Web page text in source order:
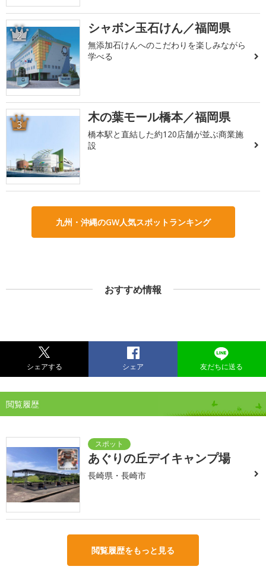
2 シャボン玉石けん／福岡県
無添加石けんへのこだわりを楽しみながら
学べる
3 木の葉モール橋本／福岡県
橋本駅と直結した約120店舗が並ぶ商業施
設
九州・沖縄のGW人気スポットランキング
おすすめ情報
シェアする シェア 友だちに送る
閲覧履歴
あぐりの丘デイキャンプ場
長崎県・長崎市
閲覧履歴をもっと見る